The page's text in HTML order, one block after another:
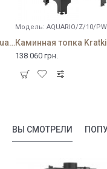
Каминная топка Kratki Aquario/O/16/W
Модель: AQUARIO/Z/10/
138 060 грн.
ВЫ СМОТРЕЛИ